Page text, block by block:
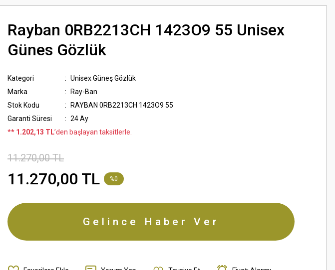
Rayban 0RB2213CH 1423O9 55 Unisex
Günes Gözlük
Kategori
Unisex Güneş Gözlük
Marka
Ray-Ban
Stok Kodu
RAYBAN 0RB2213CH 1423O9 55
Garanti Süresi
24 Ay
** 1.202,13 TL’den başlayan taksitlerle.
11.270,00 TL
11.270,00 TL %0
Gelince Haber Ver